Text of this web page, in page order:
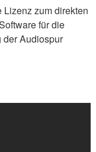
zum direkten
für die
der Audiospur